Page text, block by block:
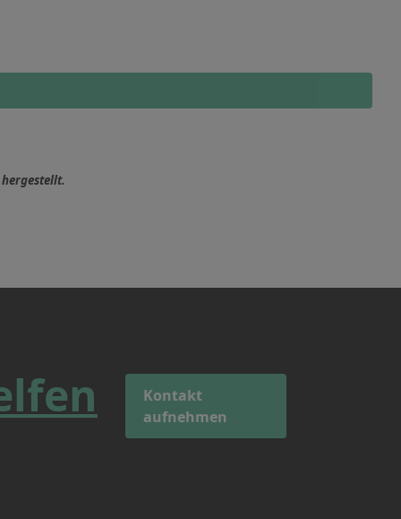
hergestellt.
Kontakt
aufnehmen